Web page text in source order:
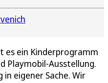
es ein Kinderprogramm
Playmobil-Ausstellung.
in eigener Sache. Wir